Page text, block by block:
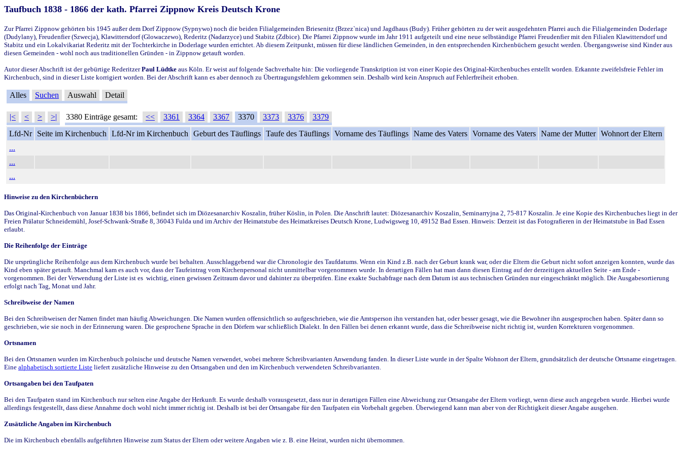
Taufbuch 1838 - 1866 der kath. Pfarrei Zippnow Kreis Deutsch Krone
Zur Pfarrei Zippnow gehörten bis 1945 außer dem Dorf Zippnow (Sypnywo) noch die beiden Filialgemeinden Briesenitz (Brzez`nica) und Jagdhaus (Budy). Früher gehörten zu der weit ausgedehnten Pfarrei auch die Filialgemeinden Doderlage
(Dudylany), Freudenfier (Szwecja), Klawittersdorf (Glowaczewo), Rederitz (Nadarzyce) und Stabitz (Zdbice). Die Pfarrei Zippnow wurde im Jahr 1911 aufgeteilt und eine neue selbständige Pfarrei Freudenfier mit den Filialen Klawittersdorf und
Stabitz und ein Lokalvikariat Rederitz mit der Tochterkirche in Doderlage wurden errichtet. Ab diesem Zeitpunkt, müssen für diese ländlichen Gemeinden, in den entsprechenden Kirchenbüchern gesucht werden. Übergangsweise sind Kinder aus
diesen Gemeinden - wohl noch aus traditionellen Gründen - in Zippnow getauft worden.
Autor dieser Abschrift ist der gebürtige RederitzerPaul Lüdtke aus Köln. Er weist auf folgende Sachverhalte hin: Die vorliegende Transkription ist von einer Kopie des Original-Kirchenbuches erstellt worden. Erkannte zweifelsfreie Fehler im
Kirchenbuch, sind in dieser Liste korrigiert worden. Bei der Abschrift kann es aber dennoch zu Übertragungsfehlern gekommen sein. Deshalb wird kein Anspruch auf Fehlerfreiheit erhoben.
Alles Suchen Auswahl Detail
|< < > >| 3380 Einträge gesamt: << 3361 3364 3367 3370 3373 3376
3379
Lfd-Nr
Seite im Kirchenbuch Lfd-Nr im Kirchenbuch Geburt des Täuflings Taufe des Täuflings Vorname des Täuflings Name des Vaters Vorname des Vaters Name der Mutter Wohnort der Eltern
...
...
...
Hinweise zu den Kirchenbüchern
Das Original-Kirchenbuch von Januar 1838 bis 1866, befindet sich im Diözesanarchiv Koszalin, früher Köslin, in Polen. Die Anschrift lautet: Diözesanarchiv Koszalin, Seminarryjna 2, 75-817 Koszalin. Je eine Kopie des Kirchenbuches liegt in der
Freien Prälatur Schneidemühl, Josef-Schwank-Straße 8, 36043 Fulda und im Archiv der Heimatstube des Heimatkreises Deutsch Krone, Ludwigsweg 10, 49152 Bad Essen. Hinweis: Derzeit ist das Fotografieren in der Heimatstube in Bad Essen
erlaubt.
Die Reihenfolge der Einträge
Die ursprüngliche Reihenfolge aus dem Kirchenbuch wurde bei behalten. Ausschlaggebend war die Chronologie des Taufdatums. Wenn ein Kind z.B. nach der Geburt krank war, oder die Eltern die Geburt nicht sofort anzeigen konnten, wurde das
Kind eben später getauft. Manchmal kam es auch vor, dass der Taufeintrag vom Kirchenpersonal nicht unmittelbar vorgenommen wurde. In derartigen Fällen hat man dann diesen Eintrag auf der derzeitigen aktuellen Seite - am Ende -
vorgenommen. Bei der Verwendung der Liste ist es wichtig, einen gewissen Zeitraum davor und dahinter zu überprüfen. Eine exakte Suchabfrage nach dem Datum ist aus technischen Gründen nur eingeschränkt möglich. Die Ausgabesortierung
erfolgt nach Tag, Monat und Jahr.
Schreibweise der Namen
Bei den Schreibweisen der Namen findet man häufig Abweichungen. Die Namen wurden offensichtlich so aufgeschrieben, wie die Amtsperson ihn verstanden hat, oder besser gesagt, wie die Bewohner ihn ausgesprochen haben. Später dann so
geschrieben, wie sie noch in der Erinnerung waren. Die gesprochene Sprache in den Dörfern war schließlich Dialekt. In den Fällen bei denen erkannt wurde, dass die Schreibweise nicht richtig ist, wurden Korrekturen vorgenommen.
Ortsnamen
Bei den Ortsnamen wurden im Kirchenbuch polnische und deutsche Namen verwendet, wobei mehrere Schreibvarianten Anwendung fanden. In dieser Liste wurde in der Spalte Wohnort der Eltern, grundsätzlich der deutsche Ortsname eingetragen.
Eine alphabetisch sortierte Liste liefert zusätzliche Hinweise zu den Ortsangaben und den im Kirchenbuch verwendeten Schreibvarianten.
Ortsangaben bei den Taufpaten
Bei den Taufpaten stand im Kirchenbuch nur selten eine Angabe der Herkunft. Es wurde deshalb vorausgesetzt, dass nur in derartigen Fällen eine Abweichung zur Ortsangabe der Eltern vorliegt, wenn diese auch angegeben wurde. Hierbei wurde
allerdings festgestellt, dass diese Annahme doch wohl nicht immer richtig ist. Deshalb ist bei der Ortsangabe für den Taufpaten ein Vorbehalt gegeben. Überwiegend kann man aber von der Richtigkeit dieser Angabe ausgehen.
Zusätzliche Angaben im Kirchenbuch
Die im Kirchenbuch ebenfalls aufgeführten Hinweise zum Status der Eltern oder weitere Angaben wie z. B. eine Heirat, wurden nicht übernommen.